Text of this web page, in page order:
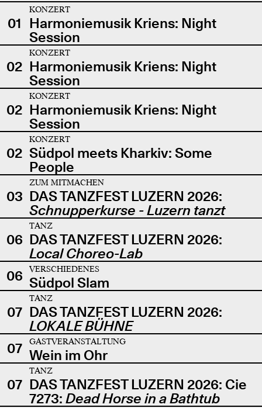
01
KONZERT
Harmoniemusik Kriens: Night
Session
02
KONZERT
Harmoniemusik Kriens: Night
Session
02
KONZERT
Harmoniemusik Kriens: Night
Session
02
KONZERT
Südpol meets Kharkiv: Some
People
03
ZUM MITMACHEN
DAS TANZFEST LUZERN 2026:
Schnupperkurse - Luzern tanzt
06
TANZ
DAS TANZFEST LUZERN 2026:
Local Choreo-Lab
06
VERSCHIEDENES
Südpol Slam
07
TANZ
DAS TANZFEST LUZERN 2026:
LOKALE BÜHNE
07
GASTVERANSTALTUNG
Wein im Ohr
07
TANZ
DAS TANZFEST LUZERN 2026: Cie
7273: Dead Horse in a Bathtub